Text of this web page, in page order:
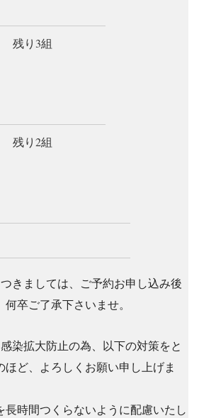
残り3組
残り2組
きましては、ご予約お申し込み後
卒ご了承下さいませ。
染拡大防止の為、以下の対策をと
ほど、よろ しくお願い申し上げま
長時間つくらないように配慮いたし